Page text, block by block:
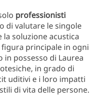
professionisti
di valutare le singole
soluzione acustica
principale in ogni
possesso di Laurea
in grado di
uditivi e i loro impatti
di vita delle persone.